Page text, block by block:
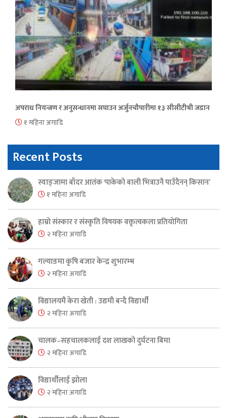
अपराध नियन्त्रण र अनुसन्धानमा सघाउन अर्जुनचौपारीमा १३ सीसीटीभी जडान
१ महिना अगाडि
Recent Posts
स्याङ्जामा बाँदर आतंक ‘पाकेको बाली भित्राउनै पाउँदैनन् किसान’
१ महिना अगाडि
हाम्रो संस्कार र संस्कृति विषयक वक्तृत्वकला प्रतियोगिता
२ महिना अगाडि
गल्याङमा कृषि बजार केन्द्र शुभारम्भ
२ महिना अगाडि
विद्यालयमै केरा खेती : उद्यमी बन्दै विद्यार्थी
२ महिना अगाडि
चालक–सहचालकलाई दश लाखको दुर्घटना बिमा
२ महिना अगाडि
विद्यार्थीलाई झोला
२ महिना अगाडि